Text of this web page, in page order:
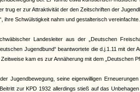
trug er zur Attraktivität der den Zeitschriften der
ihre Schwülstigkeit nahm und gestalterisch vereinfachte.
Landesleiter aus der „Deutschen
Jugendbund“ beantwortete die d.j.1.11 mit der
kam es zur Annäherung mit dem „Deutschen
Jugendbewegung, seine eigenwilligen
zur KPD 1932 allerdings stieß auf das